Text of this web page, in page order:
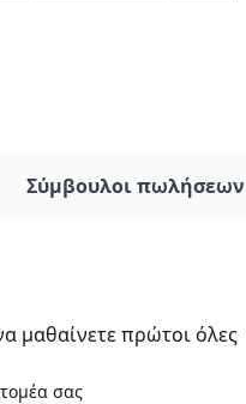
Σύμβουλοι πωλήσεων
μαθαίνετε πρώτοι όλες
σας